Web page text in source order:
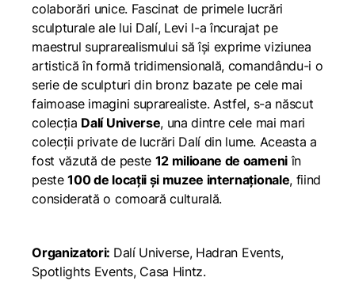
colaborări unice. Fascinat de primele lucrări
sculpturale ale lui Dalí, Levi l-a încurajat pe
maestrul suprarealismului să își exprime viziunea
artistică în formă tridimensională, comandându-i o
serie de sculpturi din bronz bazate pe cele mai
faimoase imagini suprarealiste. Astfel, s-a născut
colecția Dalí Universe, una dintre cele mai mari
colecții private de lucrări Dalí din lume. Aceasta a
fost văzută de peste 12 milioane de oameniîn
peste100 de locații și muzee internaționale, fiind
considerată o comoară culturală.
Organizatori: Dalí Universe, Hadran Events,
Spotlights Events, Casa Hintz.